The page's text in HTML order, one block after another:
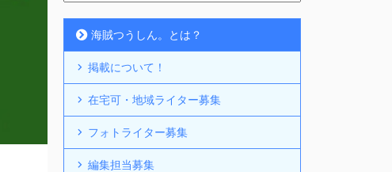
海賊つうしん。とは？
掲載について！
在宅可・地域ライター募集
フォトライター募集
編集担当募集